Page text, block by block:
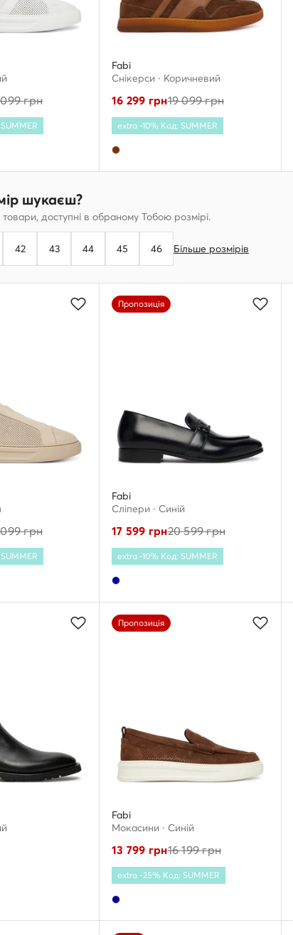
грн
Fabi
Снікерcи · Коричневий
16 299 грн19 099грн
extra -10% Код: SUMMER
шукаєш?
доступні в обраному Тобою розмірі.
42 43 44 45 46 Більше розмірів
грн
Пропозиція
Fabi
Сліпери · Cиній
17 599 грн20 599грн
extra -10% Код: SUMMER
Пропозиція
Fabi
Мокасини · Cиній
13 799 грн16 199грн
extra -25% Код: SUMMER